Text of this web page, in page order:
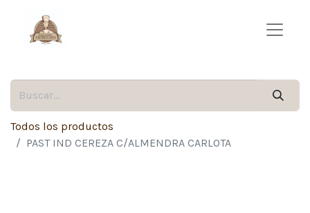
Todos los productos
PAST IND CEREZA C/ALMENDRA CARLOTA